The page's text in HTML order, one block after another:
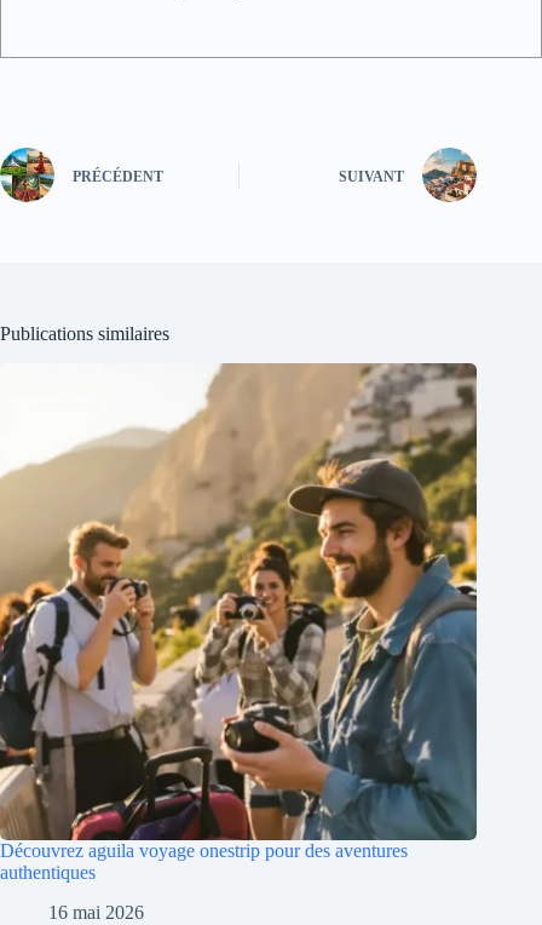
PRÉCÉDENT SUIVANT
Publications similaires
Découvrez aguila voyage onestrip pour des aventures
authentiques
16 mai 2026